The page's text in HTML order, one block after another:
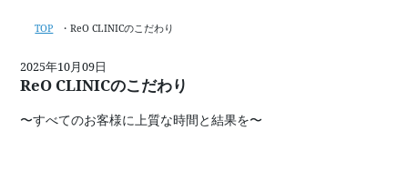
TOP ReO CLINICのこだわり
2025年10月09日
ReO CLINICのこだわり
〜すべてのお客様に上質な時間と結果を〜